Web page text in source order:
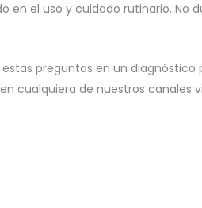
en el uso y cuidado rutinario.
preguntas en un
cualquiera de nuestros canales